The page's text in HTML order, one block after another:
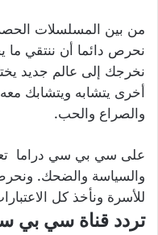
من بين المسلسلات
نحرص دائما أن ننتقي ما
نخرجك إلى عالم جديد
أخرى يتشابه ويتشابك
والصراع والحب.
على سي بي سي دراما
والسياسة والضحك. ونحرص
للأسرة ونأخذ كل
تردد قناة سي بي